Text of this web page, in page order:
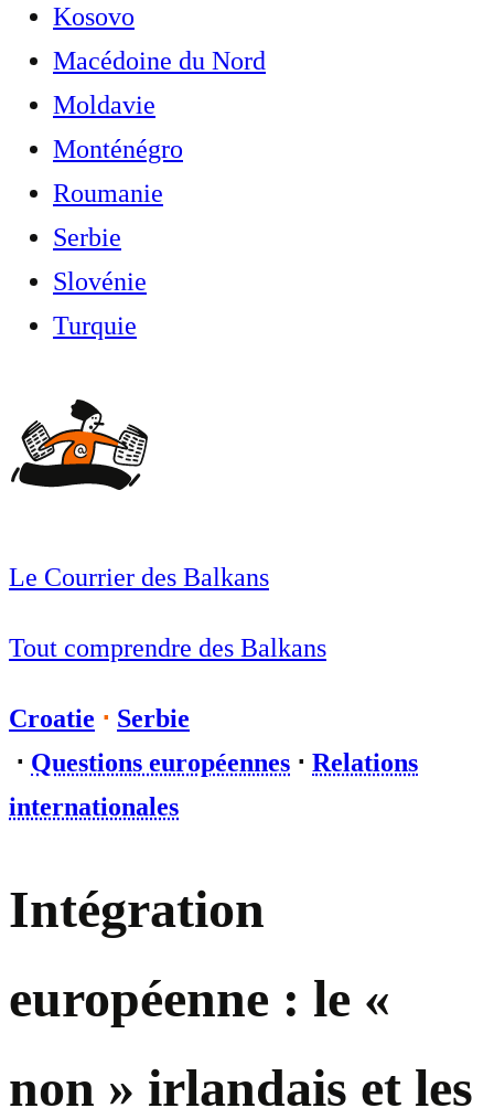
Kosovo
Macédoine du Nord
Moldavie
Monténégro
Roumanie
Serbie
Slovénie
Turquie
Le Courrier des Balkans
Tout comprendre des Balkans
Croatie ⋅ Serbie
⋅ Questions européennes ⋅ Relations
internationales
Intégration
européenne : le «
non » irlandais et les